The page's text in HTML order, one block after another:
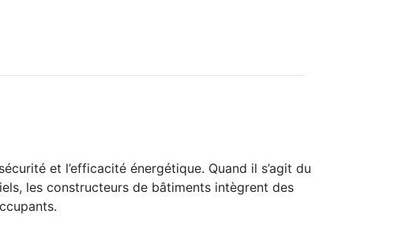
et l’efficacité énergétique. Quand il s’agit du
les constructeurs de bâtiments intègrent des